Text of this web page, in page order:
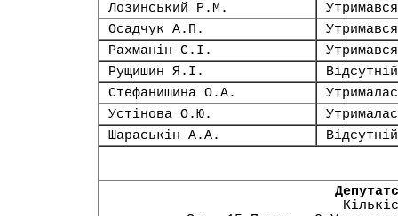
Лозинський Р.М.
Утримався
Осадчук А.П.
Утримався
Рахманін С.І.
Утримався
Рущишин Я.І.
Відсутній
Стефанишина О.А.
Устінова О.Ю.
Шараськін А.А.
Відсутній